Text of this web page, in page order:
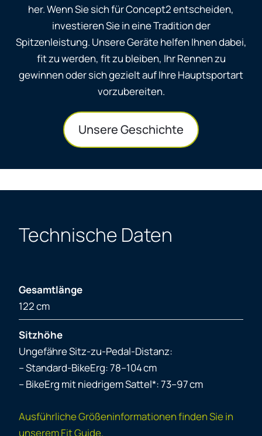
her. Wenn Sie sich für Concept2 entscheiden,
investieren Sie in eine Tradition der
Spitzenleistung. Unsere Geräte helfen Ihnen dabei,
fit zu werden, fit zu bleiben, Ihr Rennen zu
gewinnen oder sich gezielt auf Ihre Hauptsportart
vorzubereiten.
Unsere Geschichte
Technische Daten
Gesamtlänge
122 cm
Sitzhöhe
Ungefähre Sitz-zu-Pedal-Distanz:
– Standard-BikeErg: 78–104 cm
– BikeErg mit niedrigem Sattel*: 73–97 cm
Ausführliche Größeninformationen finden Sie in
unserem Fit Guide.